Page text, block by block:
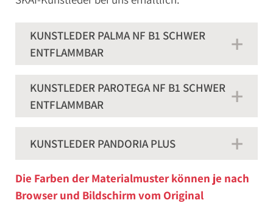
KUNSTLEDER PALMA NF B1 SCHWER
ENTFLAMMBAR
KUNSTLEDER PAROTEGA NF B1 SCHWER
ENTFLAMMBAR
KUNSTLEDER PANDORIA PLUS
Die Farben der Materialmuster können je nach
Browser und Bildschirm vom Original